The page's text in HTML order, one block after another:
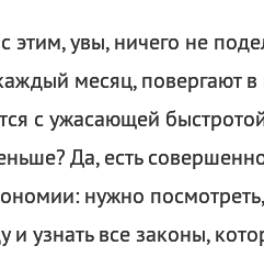
увы, ничего не
месяц, повергают в
с ужасающей
Да, есть
нужно
и узнать все законы,